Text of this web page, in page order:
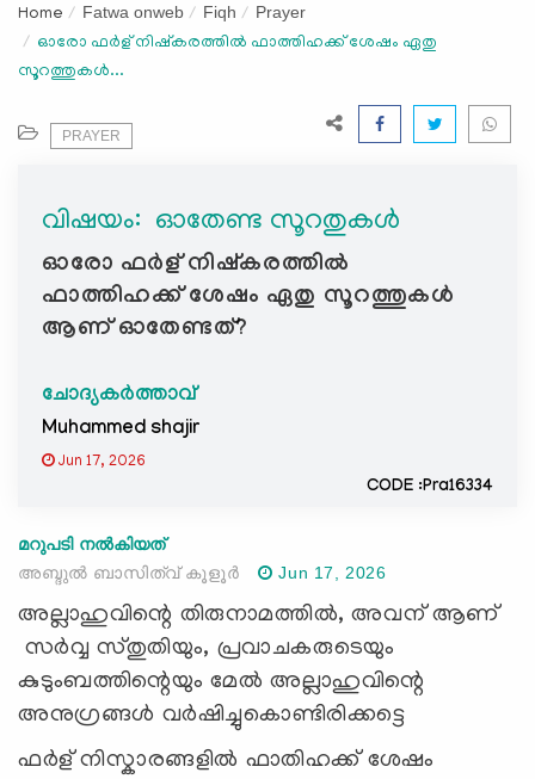
g
l
e
g
a
i
o
Home Fatwa onweb Fiqh Prayer
ഓരോ ഫർള് നിഷ്കരത്തിൽ ഫാത്തിഹക്ക്‌ ശേഷം ഏതു
സൂറത്തുകൾ...
PRAYER
വിഷയം: ‍ ഓതേണ്ട സൂറതുകൾ
ഓരോ ഫർള് നിഷ്കരത്തിൽ
ഫാത്തിഹക്ക്‌ ശേഷം ഏതു സൂറത്തുകൾ
ആണ് ഓതേണ്ടത്?
ചോദ്യകർത്താവ്
Muhammed shajir
Jun 17, 2026
CODE :Pra16334
മറുപടി നൽകിയത്
അബ്ദുല്‍ ബാസിത്വ് കൂളൂര്‍
Jun 17, 2026
അല്ലാഹുവിന്റെ തിരുനാമത്തില്‍, അവന് ആണ്
സര്‍വ്വ സ്തുതിയും, പ്രവാചകരുടെയും
കുടുംബത്തിന്റെയും മേല്‍ അല്ലാഹുവിന്റെ
അനുഗ്രങ്ങള്‍ വര്‍ഷിച്ചുകൊണ്ടിരിക്കട്ടെ
ഫർള് നിസ്കാരങ്ങളിൽ ഫാതിഹക്ക് ശേഷം